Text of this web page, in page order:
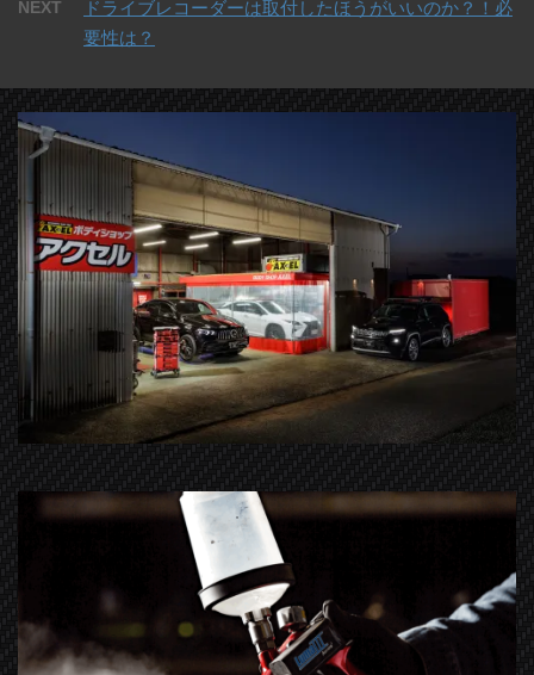
NEXT
ドライブレコーダーは取付したほうがいいのか？！必
要性は？